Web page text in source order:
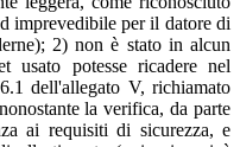
imprevedibile per il datore di
2) non è stato in alcun
usato potesse ricadere nel
dell'allegato V, richiamato
la verifica, da parte
ai requisiti di sicurezza, e